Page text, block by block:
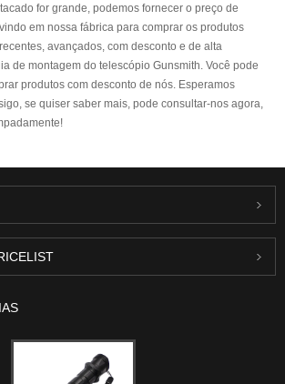
for grande, podemos fornecer o preço de
em nossa fábrica para comprar os produtos
avançados, com desconto e de alta
de montagem do telescópio Gunsmith. Você pode
produtos com desconto de nós. Esperamos
se quiser saber mais, pode consultar-nos agora,